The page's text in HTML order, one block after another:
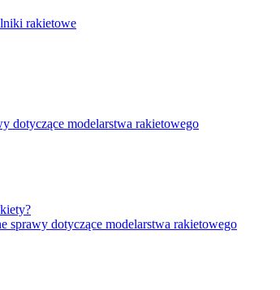
rakietowe
dotyczące modelarstwa rakietowego
sprawy dotyczące modelarstwa rakietowego